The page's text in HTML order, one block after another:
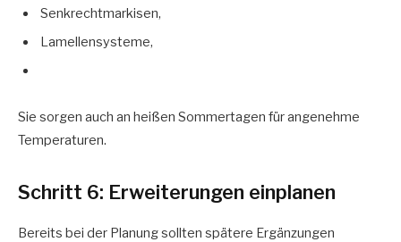
Senkrechtmarkisen,
Lamellensysteme,
Sie sorgen auch an heißen Sommertagen für angenehme
Temperaturen.
Schritt 6: Erweiterungen einplanen
Bereits bei der Planung sollten spätere Ergänzungen